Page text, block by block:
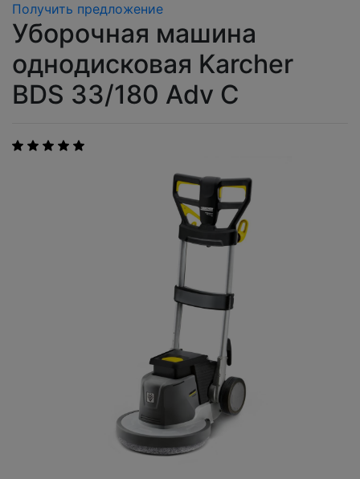
Получить предложение
Уборочная машина
однодисковая Karcher
BDS 33/180 Adv C